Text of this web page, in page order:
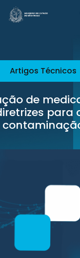
Artigos Técnicos
de
para